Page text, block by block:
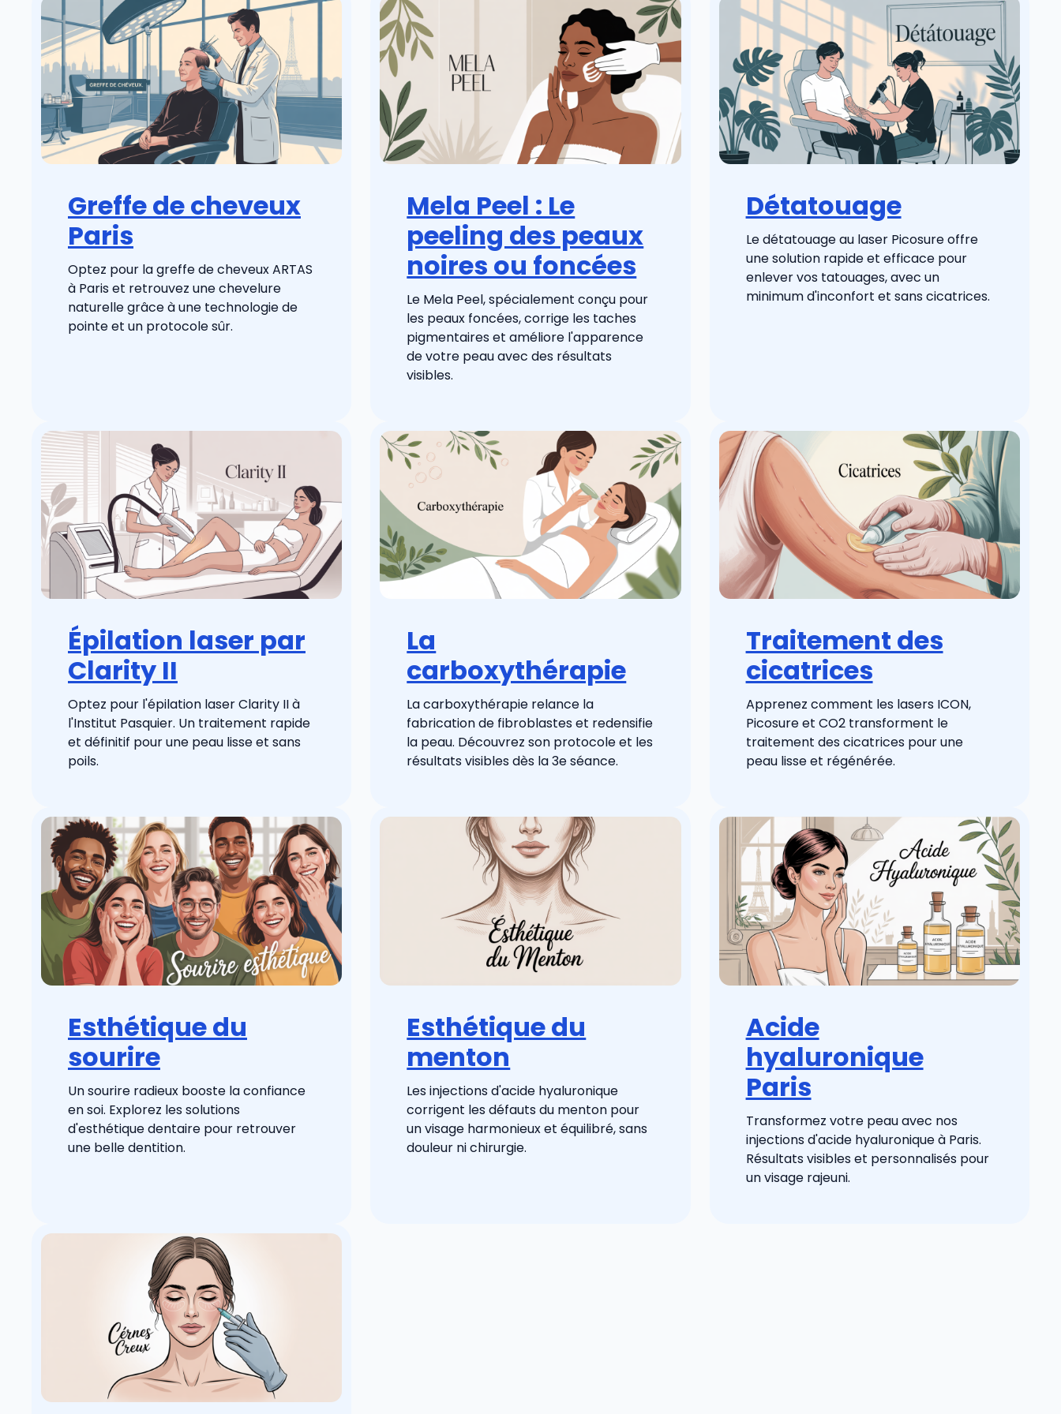
Greffe de cheveux
Paris
Optez pour la greffe de cheveux ARTAS
à Paris et retrouvez une chevelure
naturelle grâce à une technologie de
pointe et un protocole sûr.
Mela Peel : Le
peeling des peaux
noires ou foncées
Le Mela Peel, spécialement conçu pour
les peaux foncées, corrige les taches
pigmentaires et améliore l'apparence
de votre peau avec des résultats
visibles.
Détatouage
Le détatouage au laser Picosure offre
une solution rapide et efficace pour
enlever vos tatouages, avec un
minimum d'inconfort et sans cicatrices.
Épilation laser par
Clarity II
Optez pour l'épilation laser Clarity II à
l'Institut Pasquier. Un traitement rapide
et définitif pour une peau lisse et sans
poils.
La
carboxythérapie
La carboxythérapie relance la
fabrication de fibroblastes et redensifie
la peau. Découvrez son protocole et les
résultats visibles dès la 3e séance.
Traitement des
cicatrices
Apprenez comment les lasers ICON,
Picosure et CO2 transforment le
traitement des cicatrices pour une
peau lisse et régénérée.
Esthétique du
sourire
Un sourire radieux booste la confiance
en soi. Explorez les solutions
d'esthétique dentaire pour retrouver
une belle dentition.
Esthétique du
menton
Les injections d'acide hyaluronique
corrigent les défauts du menton pour
un visage harmonieux et équilibré, sans
douleur ni chirurgie.
Acide
hyaluronique
Paris
Transformez votre peau avec nos
injections d'acide hyaluronique à Paris.
Résultats visibles et personnalisés pour
un visage rajeuni.